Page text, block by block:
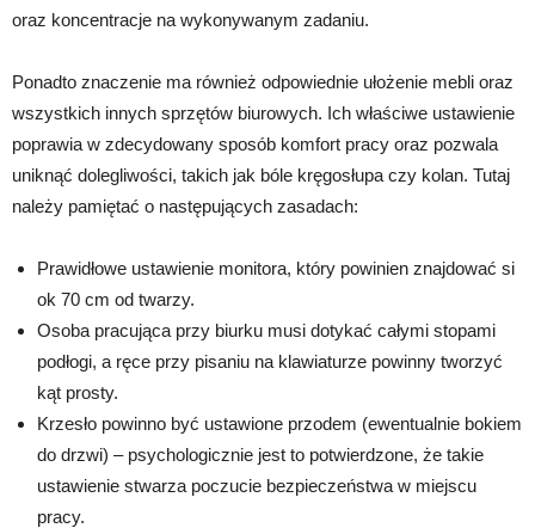
oraz koncentracje na wykonywanym zadaniu.
Ponadto znaczenie ma również odpowiednie ułożenie mebli oraz
wszystkich innych sprzętów biurowych. Ich właściwe ustawienie
poprawia w zdecydowany sposób komfort pracy oraz pozwala
uniknąć dolegliwości, takich jak bóle kręgosłupa czy kolan. Tutaj
należy pamiętać o następujących zasadach:
Prawidłowe ustawienie monitora, który powinien znajdować si
ok 70 cm od twarzy.
Osoba pracująca przy biurku musi dotykać całymi stopami
podłogi, a ręce przy pisaniu na klawiaturze powinny tworzyć
kąt prosty.
Krzesło powinno być ustawione przodem (ewentualnie bokiem
do drzwi) – psychologicznie jest to potwierdzone, że takie
ustawienie stwarza poczucie bezpieczeństwa w miejscu
pracy.